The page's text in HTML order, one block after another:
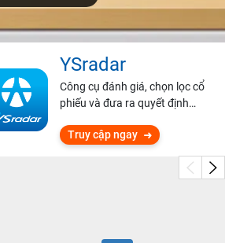
YSradar
Công cụ đánh giá, chọn lọc cổ
phiếu và đưa ra quyết định
Truy cập ngay